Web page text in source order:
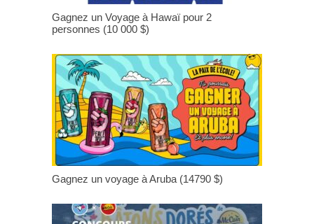
Gagnez un Voyage à Hawaï pour 2
personnes (10 000 $)
Gagnez un voyage à Aruba (14790 $)